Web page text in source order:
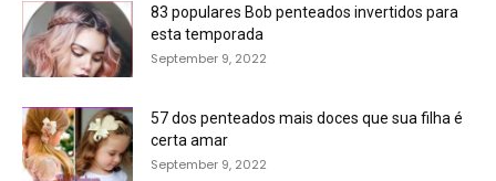
83 populares Bob penteados invertidos para
esta temporada
September 9, 2022
57 dos penteados mais doces que sua filha é
certa amar
September 9, 2022